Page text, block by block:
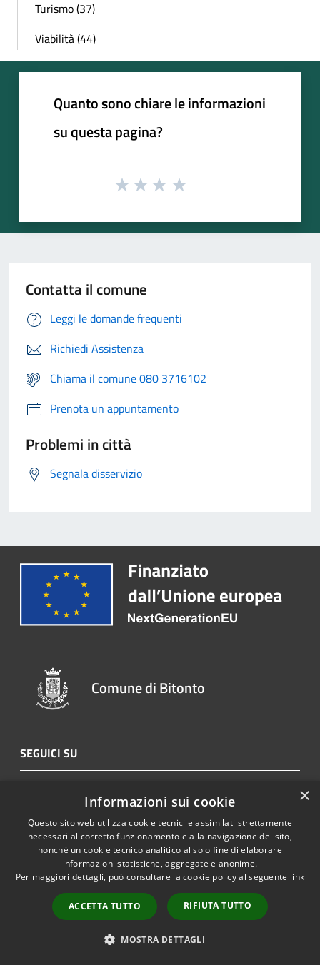
Turismo (37)
Viabilità (44)
Quanto sono chiare le informazioni
su questa pagina?
Contatta il comune
Leggi le domande frequenti
Richiedi Assistenza
Chiama il comune 080 3716102
Prenota un appuntamento
Problemi in città
Segnala disservizio
Comune di Bitonto
SEGUICI SU
AMMINISTRAZIONE
Organi di Governo
Aree Amministrative
Enti e fondazioni
×
Informazioni sui cookie
Questo sito web utilizza cookie tecnici e assimilati strettamente
necessari al corretto funzionamento e alla navigazione del sito,
nonché un cookie tecnico analitico al solo fine di elaborare
informazioni statistiche, aggregate e anonime.
Per maggiori dettagli, può consultare la cookie policy al seguente link
ACCETTA TUTTO RIFIUTA TUTTO
MOSTRA DETTAGLI